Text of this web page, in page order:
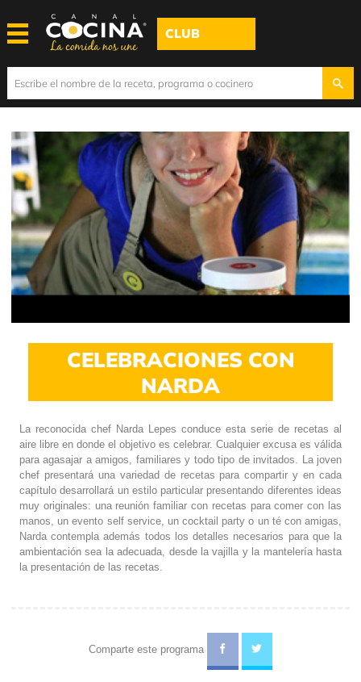
CLUB
CELEBRACIONES CON
NARDA
La reconocida chef Narda Lepes conduce esta serie de recetas al
aire libre en donde el objetivo es celebrar. Cualquier excusa es válida
para agasajar a amigos, familiares y todo tipo de invitados. La joven
chef presentará una variedad de recetas para compartir y en cada
capítulo desarrollará un estilo particular presentando diferentes ideas
muy originales: una reunión familiar con recetas para comer con las
manos, un evento self service, un cocktail party o un té con amigas,
Narda contempla además todos los detalles necesarios para que la
ambientación sea la adecuada, desde la vajilla y la mantelería hasta
la presentación de las recetas.
Comparte este programa